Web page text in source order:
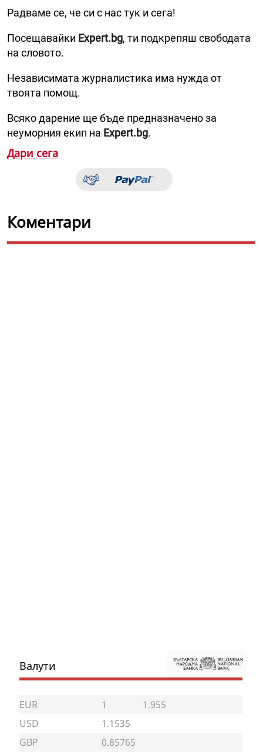
Радваме се, че си с нас тук и сега!
Посещавайки Expert.bg, ти подкрепяш свободата
на словото.
Независимата журналистика има нужда от
твоята помощ.
Всяко дарение ще бъде предназначено за
неуморния екип на Expert.bg.
Дари сега
Коментари
Валути
EUR 1
1.955
USD
1.1535
GBP
0.85765